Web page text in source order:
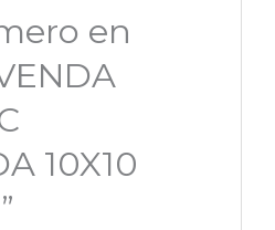
en
10X10